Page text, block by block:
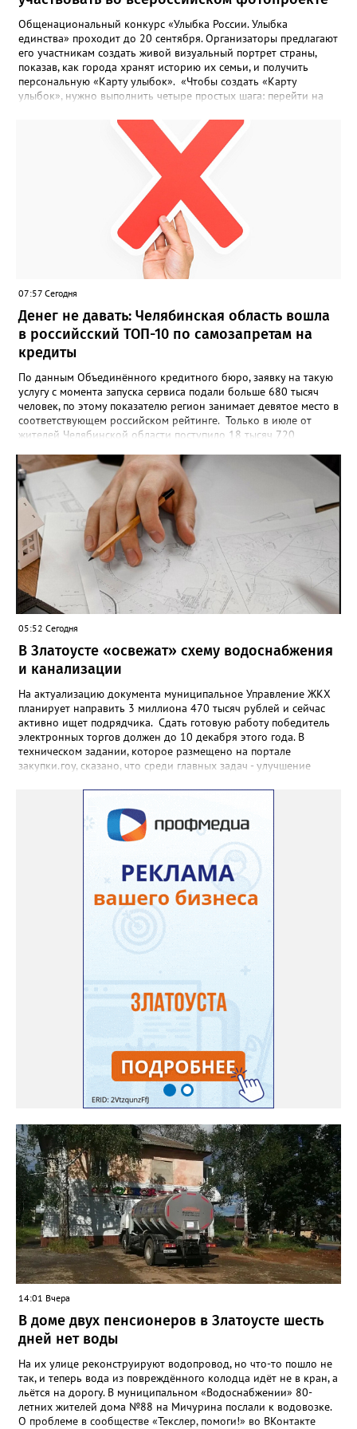
Общенациональный конкурс «Улыбка России. Улыбка
единства» проходит до 20 сентября. Организаторы предлагают
его участникам создать живой визуальный портрет страны,
показав, как города хранят историю их семьи, и получить
персональную «Карту улыбок». «Чтобы создать «Карту
улыбок», нужно выполнить четыре простых шага: перейти на
улыбок»; загрузить фотографию с улыбкой – подойдёт портрет
одного человека, пары, семьи или нескольких поколений в
одном кадре; отметить один или несколько городов,
связанных с историей семьи или важными воспоминаниями;
добавить подписи к городам, кратко объяснив связь с каждым
из них, указать контакты и подтвердить согласие с правилами
проекта», - говорится в инструкции на сайте проекта. ‍Заявка
может быть семейной, а после модерации стать частью
визуального архива проекта. 20 участников обещают
пригласить на итоговую фотосессию в Москве. Персональную
«Карту улыбок», которую можно скачать, сохранить и
опубликовать в социальных сетях, отмечают в оргкомитете,
получат все, кто улыбнулся.
07:57 Сегодня
Денег не давать: Челябинская область вошла
в российсский ТОП-10 по самозапретам на
кредиты
По данным Объединённого кредитного бюро, заявку на такую
услугу с момента запуска сервиса подали больше 680 тысяч
человек, по этому показателю регион занимает девятое место в
соответствующем российском рейтинге. Только в июле от
жителей Челябинской области поступило 18 тысяч 720
снятие. В целом не давать им взаймы сегодня просят 543 с
лишним тысячи человек. Почти 89 тысяч за это время решили
запрет отозвать. При этом, утверждают аналитики бюро,
примерно каждый пятый из тех, кто установил самозапрет,
никогда кредиты не брал, столько же погасили долги недавно,
а больше половины имеют долговые обязательства сейчас.
05:52 Сегодня
В Златоусте «освежат» схему водоснабжения
и канализации
На актуализацию документа муниципальное Управление ЖКХ
планирует направить 3 миллиона 470 тысяч рублей и сейчас
активно ищет подрядчика. Сдать готовую работу победитель
электронных торгов должен до 10 декабря этого года. В
техническом задании, которое размещено на портале
закупки.гоу, сказано, что среди главных задач - улучшение
повышение энергоэффективности систем. Кроме электронных
схем, исполнителю нужно разработать предложения по
строительству и реконструкции водоснабжения и канализации,
оценив размер вложений, а также представить перечень
бесхозных объектов и возможные сценарии развития этой
сферы городского хозяйства. В июне 2025 года
«Златоуст.инфо» сообщал о подобных торгах. Тогда цена
вопроса была почти в три раза выше - 9 миллионов 13 тысяч
486 рублей, а в списке работ была разработка электронной
14:01 Вчера
В доме двух пенсионеров в Златоусте шесть
дней нет воды
На их улице реконструируют водопровод, но что-то пошло не
так, и теперь вода из повреждённого колодца идёт не в кран, а
льётся на дорогу. В муниципальном «Водоснабжении» 80-
летних жителей дома №88 на Мичурина послали к водовозке.
О проблеме в сообществе «Текслер, помоги!» во ВКонтакте